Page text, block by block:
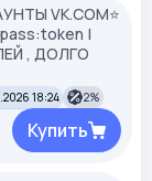
VK.COM⭐️
|
, ДОЛГО
18:24 2%
Купить